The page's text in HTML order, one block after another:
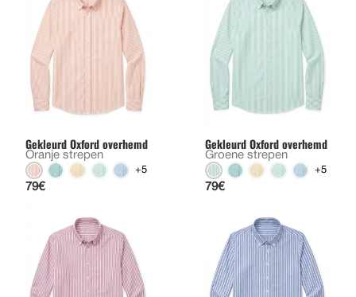
Gekleurd Oxford overhemd
Oranje strepen
+5
79€
Gekleurd Oxford overhemd
Groene strepen
+5
79€